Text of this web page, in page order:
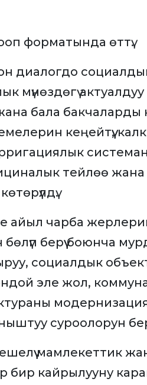
форматында өттү.
диалогдо
мүнөздөгү
бала бакчаларды
кеңейтүү,
системаны
тейлөө жана
чарба
берүү боюнча
социалдык
эле жол,
суроолорун
мамлекеттик
бир кайрылууну